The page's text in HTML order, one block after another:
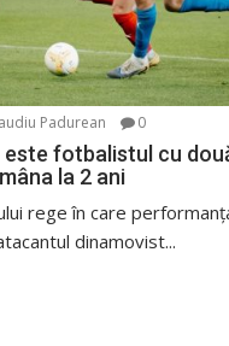
Padurean 0
este fotbalistul cu
la 2 ani
rege în care
dinamovist...